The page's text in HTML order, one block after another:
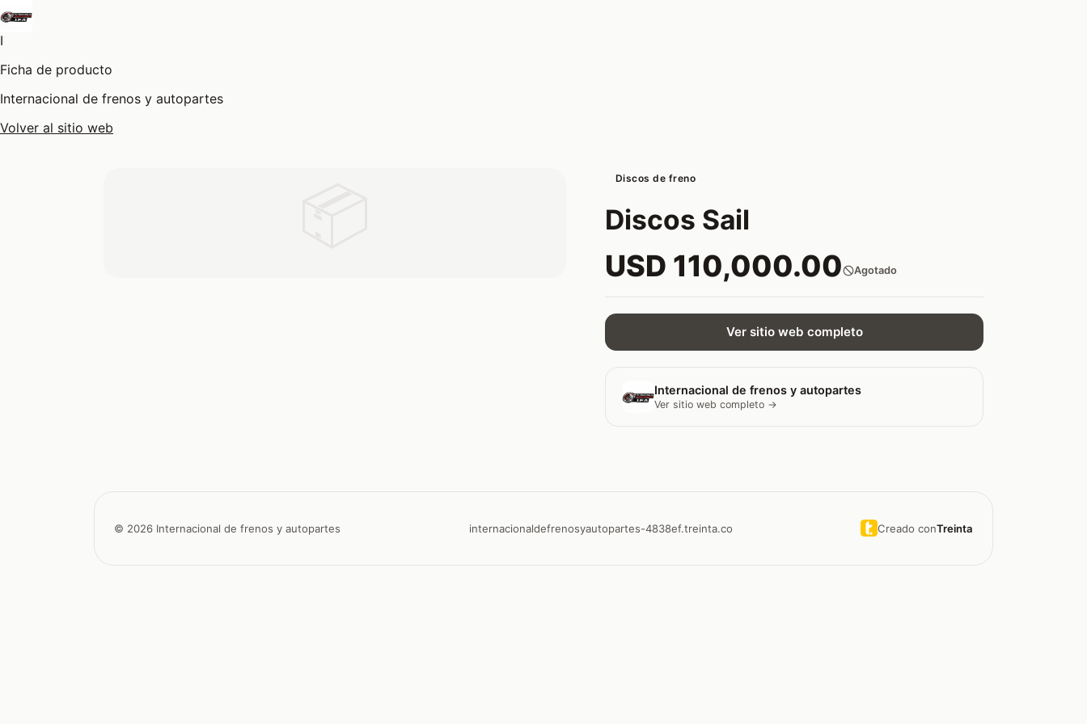
I
Ficha de producto
Internacional de frenos y autopartes
Volver al sitio web
Discos de freno
Discos Sail
USD 110,000.00 Agotado
Ver sitio web completo
Internacional de frenos y autopartes
Ver sitio web completo →
© 2026 Internacional de frenos y autopartes internacionaldefrenosyautopartes-4838ef.treinta.co Creado conTreinta